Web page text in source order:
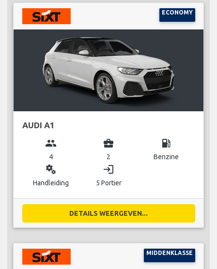
ECONOMY
AUDI A1
group
4
business_center
2
local_gas_station
Benzine
miscellaneous_services
Handleiding
login
5 Portier
DETAILS WEERGEVEN...
MIDDENKLASSE